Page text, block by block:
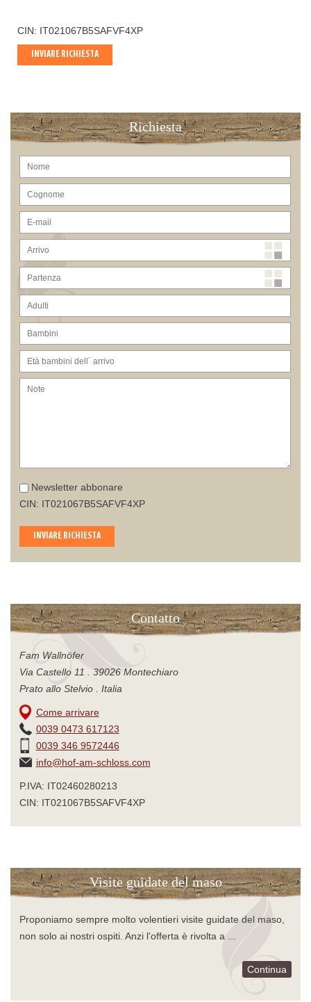
CIN: IT021067B5SAFVF4XP
INVIARE RICHIESTA
Richiesta
Newsletter abbonare
CIN: IT021067B5SAFVF4XP
INVIARE RICHIESTA
Contatto
Fam Wallnöfer
Via Castello 11 . 39026 Montechiaro
Prato allo Stelvio . Italia
Come arrivare
0039 0473 617123
0039 346 9572446
info@hof-am-schloss.com
P.IVA: IT02460280213
CIN: IT021067B5SAFVF4XP
Visite guidate del maso
Proponiamo sempre molto volentieri visite guidate del maso,
non solo ai nostri ospiti. Anzi l'offerta è rivolta a ...
Continua